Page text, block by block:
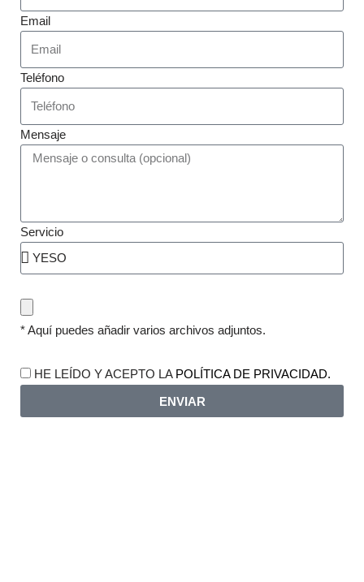
Email
Teléfono
Mensaje
Servicio
* Aquí puedes añadir varios archivos adjuntos.
HE LEÍDO Y ACEPTO LA POLÍTICA DE PRIVACIDAD.
ENVIAR